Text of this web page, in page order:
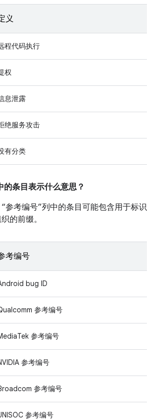
义
程代码执行
权
息泄露
绝服务攻击
有分类
的条目表示什么意思？
参考编号”列中的条目可能包含用于标识
的前缀。
考编号
bug ID
参考编号
参考编号
参考编号
参考编号
参考编号